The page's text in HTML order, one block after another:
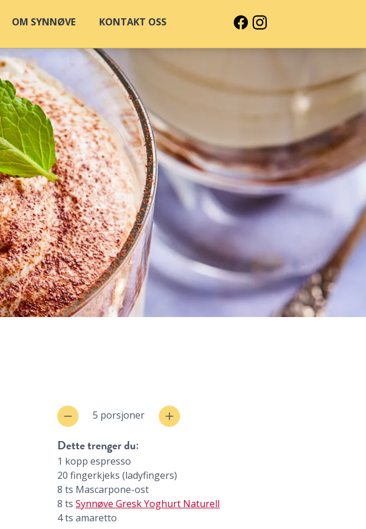
OM SYNNØVE KONTAKT OSS
5 porsjoner
Dette trenger du:
1 kopp espresso
20 fingerkjeks (ladyfingers)
8 ts Mascarpone-ost
8 ts Synnøve Gresk Yoghurt Naturell
4ts amaretto